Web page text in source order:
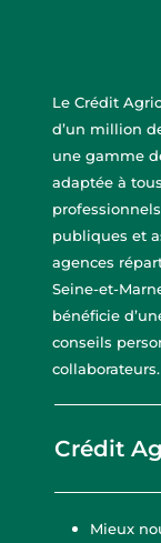
Le Crédit
d’un million
une gamme
adaptée à
publiques et
agences
Seine-et-
bénéficie
conseils
collaborateurs.
Crédit
Mieux